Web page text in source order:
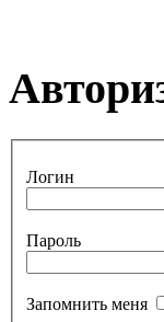
Логин
Пароль
Запомнить меня